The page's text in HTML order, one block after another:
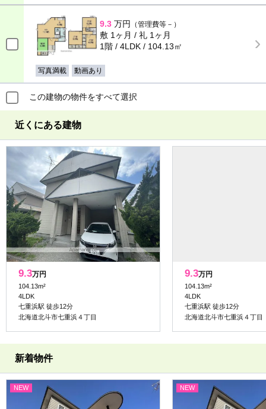
9.3 万円 （管理費等－）
敷 1ヶ月 / 礼 1ヶ月
1階 / 4LDK / 104.13㎡
写真満載 動画あり
この建物の物件をすべて選択
近くにある建物
9.3万円
104.13m²
4LDK
七重浜駅 徒歩12分
北海道北斗市七重浜４丁目
9.3万円
104.13m²
4LDK
七重浜駅 徒歩12分
北海道北斗市七重浜４丁目
新着物件
NEW NEW